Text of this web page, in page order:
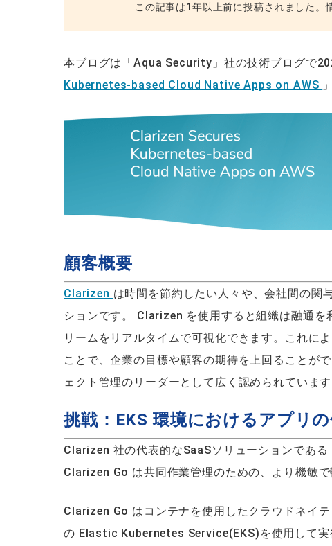
この記事は1年以上前に投稿されました。
本ブログは「Aqua Security」社の技術ブログで
Kubernetes-based Cloud Native Apps on AWS
顧客概要
Clarizen は時間を節約したい人々や、会社間の関
ションです。 Clarizen を使用すると組織は融通を
リームをリアルタイムで可視化できます。これに
ことで、企業の目標や顧客の期待を上回ることが
ェクト管理のリーダーとして広く認められています
挑戦：EKS 環境におけるアプリ
Clarizen 社の代表的なSaaSソリューションであ
Clarizen Go は共同作業管理のための、より機敏で
Clarizen Go はコンテナを使用したクラウドネイ
の Elastic Kubernetes Service(EKS)を使用して